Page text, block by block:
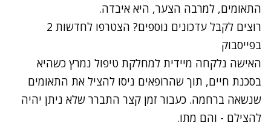
התאומים, למרבה הצער, היא איבדה.
רוצים לקבל עדכונים נוספים? הצטרפו לחדשות 2
בפייסבוק
האישה נלקחה מיידית למחלקת טיפול נמרץ כשהיא
בסכנת חיים, תוך שהרופאים ניסו להציל את התאומים
שנשאה ברחמה. כעבור זמן קצר התברר שלא ניתן יהיה
להצילם - והם מתו.